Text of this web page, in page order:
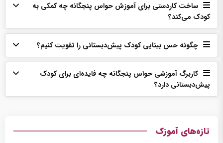
ساخت کاردستی برای آموزش حواس پنجگانه چه کمکی به
کودک می‌کند؟
چگونه حس بینایی کودک پیش‌دبستانی را تقویت کنیم؟
کاربرگ آموزشی حواس پنجگانه چه فایده‌ای برای کودک
پیش‌دبستانی دارد؟
تازه‌های آموزک